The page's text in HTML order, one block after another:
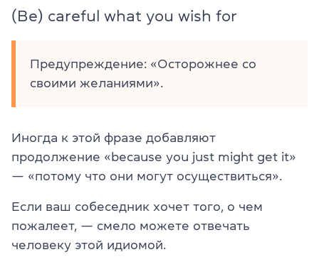
(Be) careful what you wish for
Предупреждение: «Осторожнее со
своими желаниями».
Иногда к этой фразе добавляют
продолжение «because you just might get it»
— «потому что они могут осуществиться».
Если ваш собеседник хочет того, о чем
пожалеет, — смело можете отвечать
человеку этой идиомой.